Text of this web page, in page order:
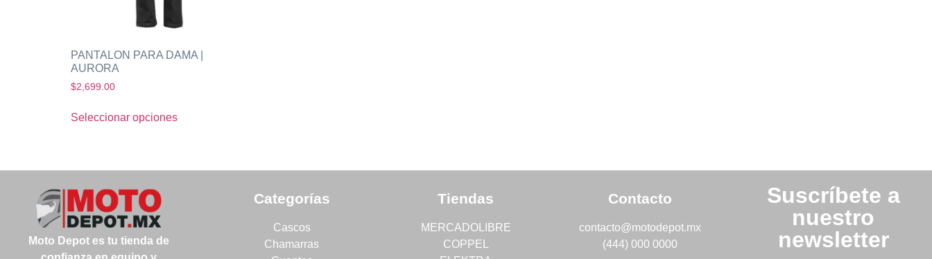
PANTALON PARA DAMA |
AURORA
$2,699.00
Seleccionar opciones
Moto Depot es tu tienda de
Categorías Tiendas Contacto
Cascos
Chamarras
MERCADOLIBRE
COPPEL
contacto@motodepot.mx
(444) 000 0000
Suscríbete a
nuestro
newsletter